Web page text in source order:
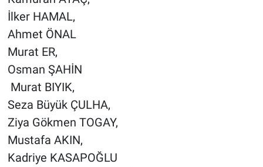
İlker HAMAL,
Ahmet ÖNAL
Murat ER,
Osman ŞAHİN
Murat BIYIK,
Seza Büyük ÇULHA,
Ziya Gökmen TOGAY,
Mustafa AKIN,
Kadriye KASAPOĞLU